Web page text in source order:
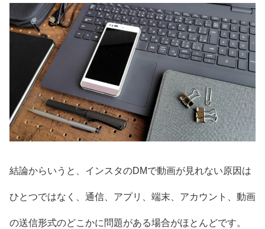
結論からいうと、インスタのDMで動画が見れない原因は
ひとつではなく、通信、アプリ、端末、アカウント、動画
の送信形式のどこかに問題がある場合がほとんどです。